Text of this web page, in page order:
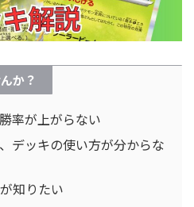
か？
率が上がらない
デッキの使い方が分からな
知りたい